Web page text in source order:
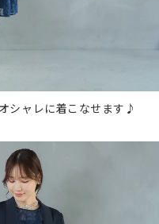
シャレに着こなせます♪